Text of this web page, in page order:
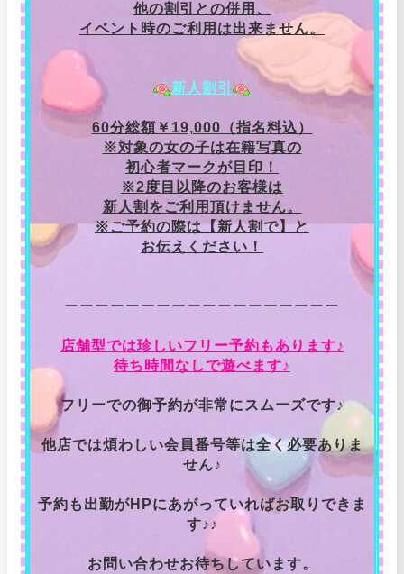
他の割引との併用、
イベント時のご利用は出来ません。
新人割引
60分総額￥19,000（指名料込）
※対象の女の子は在籍写真の
初心者マークが目印！
※2度目以降のお客様は
新人割をご利用頂けません。
※ご予約の際は【新人割で】と
お伝えください！
ーーーーーーーーーーーーーーーーーー
店舗型では珍しいフリー予約もあります♪
待ち時間なしで遊べます♪
フリーでの御予約が非常にスムーズです♪
他店では煩わしい会員番号等は全く必要ありま
せん♪
予約も出勤がHPにあがっていればお取りできま
す♪♪
お問い合わせお待ちしています。